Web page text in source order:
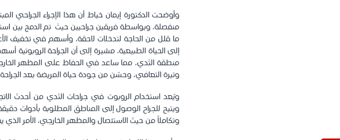
وأوضحت الدكتورة إيمان خياط أن هذا الإجراء الجراحي
منفصلة، وبواسطة فريقين جراحيين حيث تم الدمج بين
ما قلل من الحاجة لتدخلات لاحقة، وأسهم في تخفيف
إلى الحياة الطبيعية، مشيرة إلى أن الجراحة
منطقة الثدي، مما ساعد في الحفاظ على المظهر
وتيرة التعافي، وحسّن من جودة حياة المريضة بعد
ويُعد استخدام الروبوت في جراحات الثدي من أحدث
ويتيح للجراح الوصول إلى المناطق المطلوبة بأدوات
وتكاملاً من حيث الاستئصال والمظهر الخارجي، الأمر